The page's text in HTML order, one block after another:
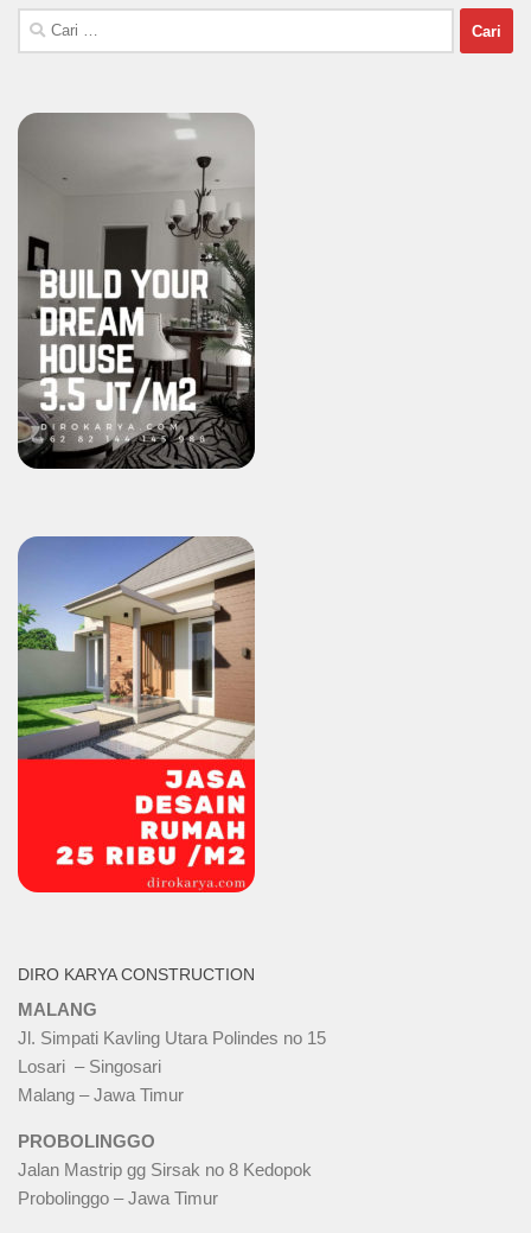
Cari
untuk:
DIRO KARYA CONSTRUCTION
MALANG
Jl. Simpati Kavling Utara Polindes no 15
Losari – Singosari
Malang – Jawa Timur
PROBOLINGGO
Jalan Mastrip gg Sirsak no 8 Kedopok
Probolinggo – Jawa Timur